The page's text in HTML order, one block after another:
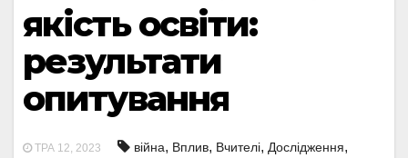
якість освіти:
результати
опитування
ТРА 12, 2023 війна, Вплив, Вчителі, Дослідження,